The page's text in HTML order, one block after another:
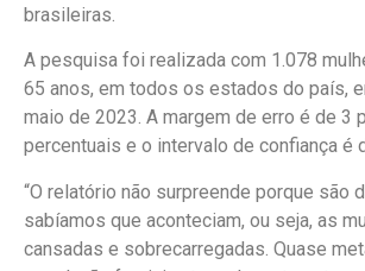
brasileiras.
A pesquisa foi realizada com 1.078
65 anos, em todos os estados do país,
maio de 2023. A margem de erro é de 3
percentuais e o intervalo de confiança é
“O relatório não surpreende porque são
sabíamos que aconteciam, ou seja, as
cansadas e sobrecarregadas. Quase